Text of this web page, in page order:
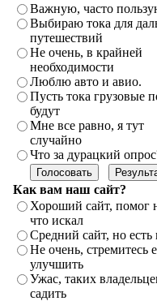
Важную, часто
Выбираю тока для
путешествий
Не очень, в крайней
необходимости
Люблю авто и авио.
Пусть тока грузовые
будут
Мне все равно, я тут
случайно
Что за дурацкий
Как вам наш сайт?
Хороший сайт, помог
что искал
Средний сайт, но есть
Не очень, стремитесь
улучшить
Ужас, таких
садить